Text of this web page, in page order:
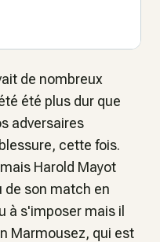
de nombreux
été plus dur que
adversaires
cette fois.
Harold Mayot
de son match en
à s'imposer mais il
Marmousez, qui est